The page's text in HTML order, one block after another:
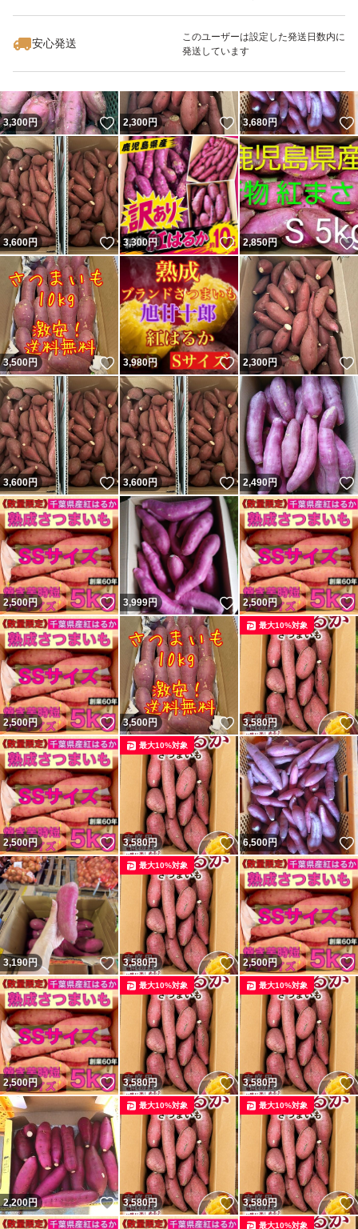
安心発送
このユーザーは設定した発送日数内に
発送しています
3,300円 いいね！
2,300円 いいね！
3,680円
3,600円 いいね！
3,300円 いいね！
2,850円
3,500円 いいね！
3,980円 いいね！
2,300円
3,600円 いいね！
3,600円 いいね！
2,490円
2,500円 いいね！
3,999円 いいね！
2,500円
2,500円 いいね！
3,500円 いいね！
3,580円
最大10%対象
2,500円 いいね！
3,580円 いいね！
最大10%対象
6,500円
3,190円 いいね！
3,580円 いいね！
最大10%対象
2,500円
2,500円 いいね！
3,580円 いいね！
最大10%対象
3,580円
最大10%対象
2,200円 いいね！
3,580円 いいね！
最大10%対象
3,580円
最大10%対象
最大10%対象